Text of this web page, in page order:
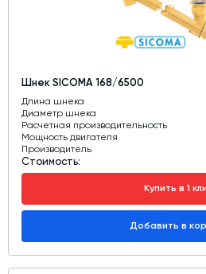
Шнек SICOMA 168/6500
Длина шнека
Диаметр шнека
Расчетная производительность
Мощность двигателя
Производитель
Стоимость:
Купить в 1
Добавить в